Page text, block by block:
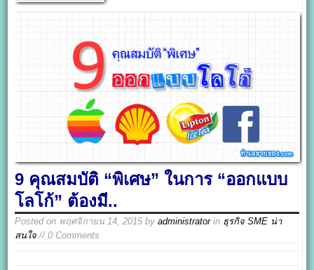
9 คุณสมบัติ “พิเศษ” ในการ “ออกแบบ
โลโก้” ต้องมี..
Posted on พฤศจิกายน 14, 2015 byadministratorin ธุรกิจ SME น่า
สนใจ // 0 Comments